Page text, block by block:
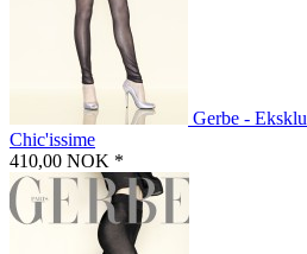
Gerbe -
Chic'issime
410,00 NOK *